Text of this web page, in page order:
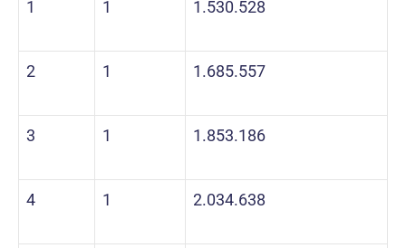
1 1 1.530.528
2 1 1.685.557
3 1 1.853.186
4 1 2.034.638